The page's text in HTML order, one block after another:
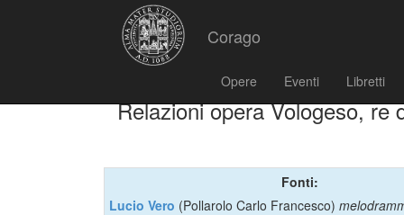
Corago
Opere Eventi Libretti
Relazioni opera Vologeso, re
Fonti:
Lucio Vero (Pollarolo Carlo Francesco)